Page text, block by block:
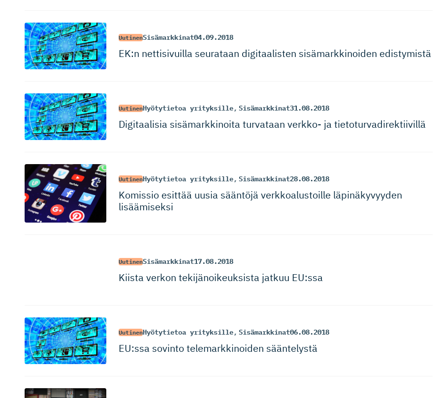
UutinenSisämarkkinat04.09.2018
EK:n nettisivuilla seurataan digitaalisten sisämarkki­noiden edistymistä
UutinenHyötytietoa yrityksille, Sisämarkkinat31.08.2018
Digitaalisia sisämarkkinoita turvataan verkko- ja tietoturva­di­rek­tiivillä
UutinenHyötytietoa yrityksille, Sisämarkkinat28.08.2018
Komissio esittää uusia sääntöjä verkkoalus­toille läpinäkyvyyden
lisäämiseksi
UutinenSisämarkkinat17.08.2018
Kiista verkon tekijänoi­keuksista jatkuu EU:ssa
UutinenHyötytietoa yrityksille, Sisämarkkinat06.08.2018
EU:ssa sovinto telemarkki­noiden sääntelystä